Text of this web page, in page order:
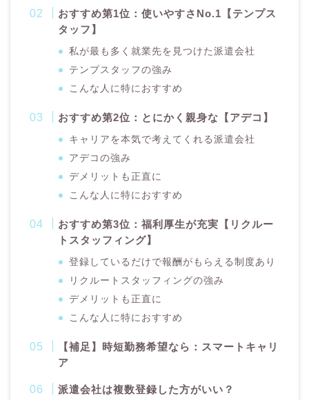
おすすめ第1位：使いやすさNo.1【テンプス
タッフ】
私が最も多く就業先を見つけた派遣会社
テンプスタッフの強み
こんな人に特におすすめ
おすすめ第2位：とにかく親身な【アデコ】
キャリアを本気で考えてくれる派遣会社
アデコの強み
デメリットも正直に
こんな人に特におすすめ
おすすめ第3位：福利厚生が充実【リクルー
トスタッフィング】
登録しているだけで報酬がもらえる制度あり
リクルートスタッフィングの強み
デメリットも正直に
こんな人に特におすすめ
【補足】時短勤務希望なら：スマートキャリ
ア
派遣会社は複数登録した方がいい？